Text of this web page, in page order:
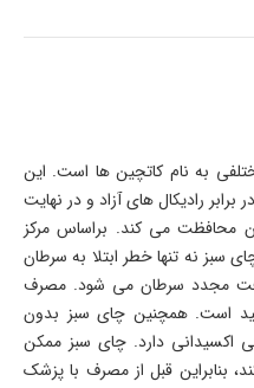
به نام کاتچین ها است. این
رادیکال های آزاد و در نهایت
محافظت می کند. براساس مرکز
سبز نه تنها خطر ابتلا به سرطان
مجدد سرطان می شود. مصرف
است. همچنین چای سبز بدون
اکسیدانی دارد. چای سبز ممکن
بنابراین قبل از مصرف با پزشک